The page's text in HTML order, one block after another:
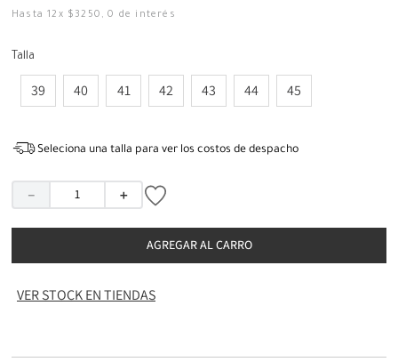
Hasta12 x $ 3250 ,0 de interés
Talla
39 40 41 42 43 44 45
Seleciona una talla para ver los costos de despacho
＋
－
AGREGAR AL CARRO
VER STOCK EN TIENDAS